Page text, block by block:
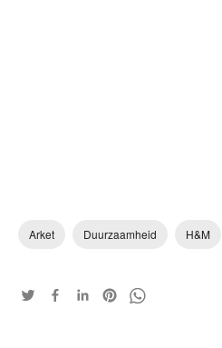
Arket Duurzaamheid H&M